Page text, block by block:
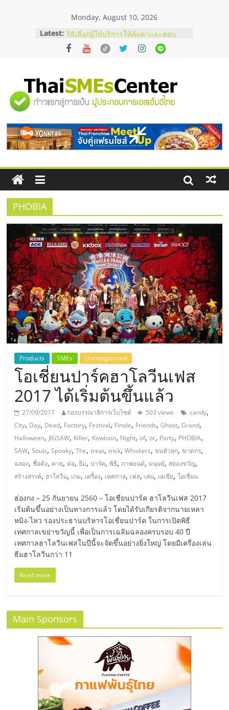
Monday, August 10, 2026
Latest: บริษัท Cybersecurity ในไทยที่ไหนดี?
วิธีเลือกผู้ให้บริการให้คุ้มค่าและตอบ
โจทย์ธุรกิจ
สัมมนาออนไลน์ โอกาสบริหารสถานี
บริการน้ำมัน Shell
สัมมนาลงทุน แฟรนไชส์ยอนนี่
ไชส์ ครั้งที่ 8
ร้านเครื่องเสียงคุณภาพสูง พร้อม
โซลูชันระบบภาพและเสียง
"ศูนย์
รวม
ข้อมูล
ธุรกิจ
SME
แห่ง
ประเทศไทย,
ThaiSMEsCenter,
รวม
ธุรกิจ
เอ
ส
เอ็
มอี
ไทย,
SMEs,
แฟ
รน
ไชส์,
ที่
ปรึกษา
แฟ
PHOBIA
Products SMEs Uncategorized
โอเชี่ยนปาร์คฮาโลวีนเฟส
2017 ได้เริ่มต้นขึ้นแล้ว
27/09/2017 กองบรรณาธิการเว็บไซต์ 503 views candy,
City, Day, Dead, Factory, Festival, Finale, Friends,Ghost,Grand,
Halloween, JIGSAW, Killer, Kowloon, Night,of,or, Party, PHOBIA,
SAW,Souls,Spooky,The,treat,trick,Whiskers,ขนหัวลุก,ฆาตกร,
ฉลอง, ชื่อดัง, ตาย, ต่อ,ธีม,ปาร์ค,พิธี,ภาพยนต์,มนุษย์, สยองขวัญ,
สร้างสรรค์, ฮาโลวีน, เกม, เครื่อง, เทศกาล, เฟส, เล่น, เอเชีย,โอเชี่ยน
ฮ่องกง – 25 กันยายน 2560 – โอเชี่ยนปาร์ค ฮาโลวีนเฟส 2017
เริ่มต้นขึ้นอย่างเป็นทางการแล้ว โดยได้รับเกียรติจากนายเหลา
หมิง-ไหว รองประธานบริหารโอเชี่ยนปาร์ค ในการเปิดพิธี
เทศกาลเขย่าขวัญนี้ เพื่อเป็นการเฉลิมฉลองครบรอบ 40 ปี
เทศกาลฮาโลวีนเฟสในปีนี้จะจัดขึ้นอย่างยิ่งใหญ่ โดยมีเครื่องเล่น
ธีมฮาโลวีนกว่า 11
Read more
Main Sponsors